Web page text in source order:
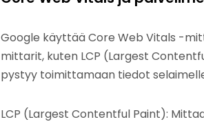
Google käyttää Core Web Vitals -
mittarit, kuten LCP (Largest
pystyy toimittamaan tiedot
LCP (Largest Contentful Paint):